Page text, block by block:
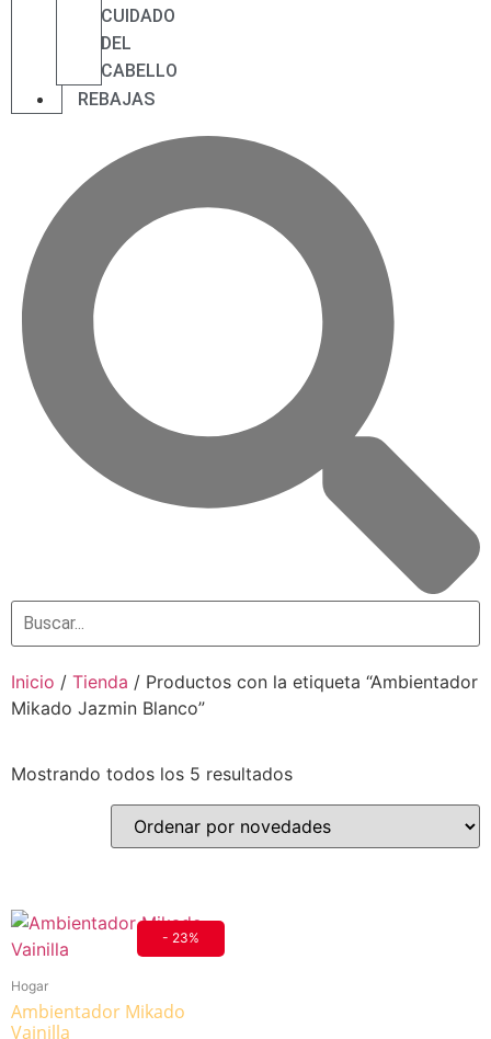
CUIDADO
DEL
CABELLO
REBAJAS
Inicio / Tienda / Productos con la etiqueta “Ambientador
Mikado Jazmin Blanco”
Mostrando todos los 5 resultados
- 23%
Hogar
Ambientador Mikado
Vainilla